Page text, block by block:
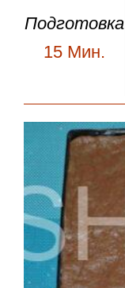
Подготовка
15 Мин.